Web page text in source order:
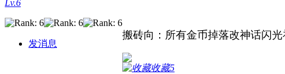
Lv.6
发消息
搬砖向：所有金币掉落改神话闪光
收藏5